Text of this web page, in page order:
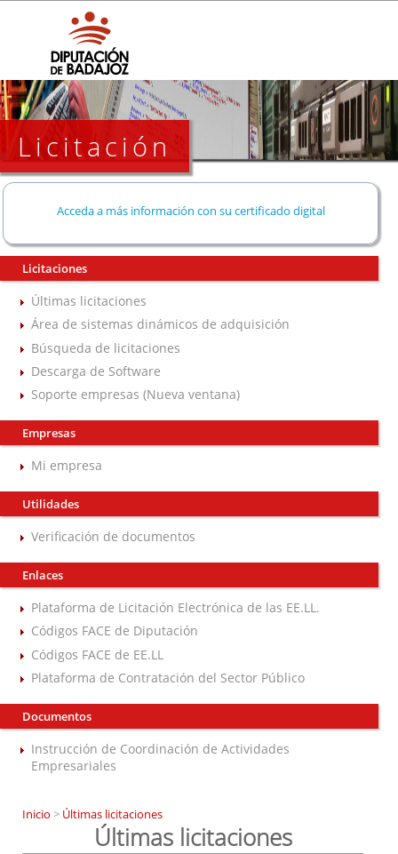
Licitación
Acceda a más información con su certificado digital
Licitaciones
Últimas licitaciones
Área de sistemas dinámicos de adquisición
Búsqueda de licitaciones
Descarga de Software
Soporte empresas (Nueva ventana)
Empresas
Mi empresa
Utilidades
Verificación de documentos
Enlaces
Plataforma de Licitación Electrónica de las EE.LL.
Códigos FACE de Diputación
Códigos FACE de EE.LL
Plataforma de Contratación del Sector Público
Documentos
Instrucción de Coordinación de Actividades
Empresariales
Inicio > Últimas licitaciones
Últimas licitaciones